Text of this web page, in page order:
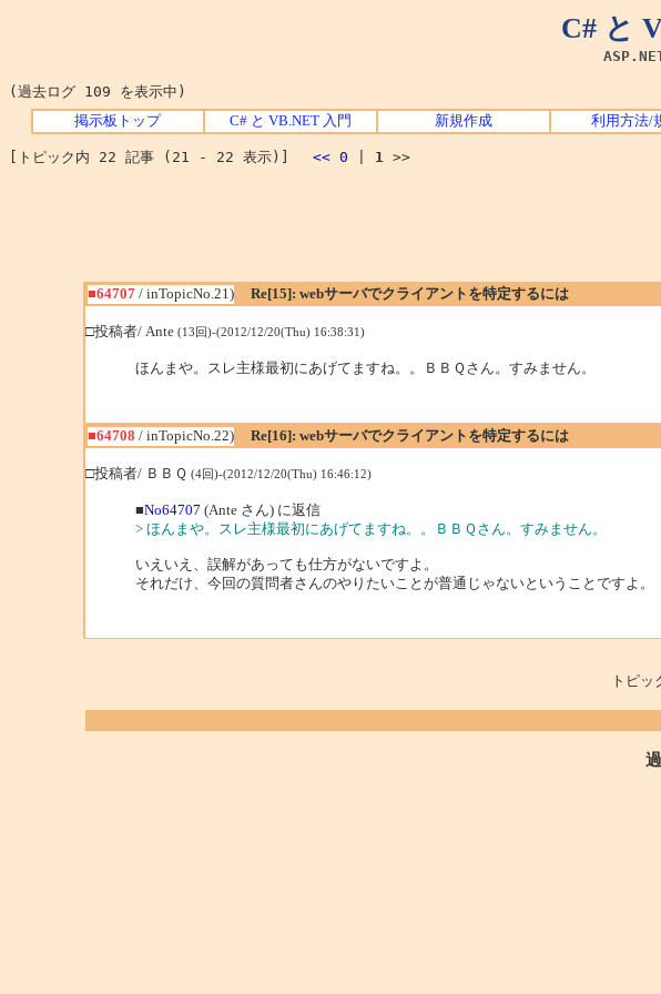
C# と
(過去ログ 109 を表示中)
掲示板トップ C# と VB.NET 入門 新規作成 利用方法/
[トピック内 22 記事 (21 - 22 表示)] << 0 1 >>
■64707/ inTopicNo.21)
Re[15]: webサーバでクライアントを特定するには
□投稿者/ Ante (13回)-(2012/12/20(Thu) 16:38:31)
ほんまや。スレ主様最初にあげてますね。。ＢＢＱさん。すみません。
■64708 / inTopicNo.22)
Re[16]: webサーバでクライアントを特定するには
□投稿者/ ＢＢＱ (4回)-(2012/12/20(Thu) 16:46:12)
■No64707 (Ante さん) に返信
> ほんまや。スレ主様最初にあげてますね。。ＢＢＱさん。すみません。
いえいえ、誤解があっても仕方がないですよ。
それだけ、今回の質問者さんのやりたいことが普通じゃないということですよ。
トピ